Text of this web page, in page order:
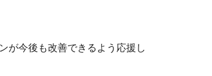
が今後も改善できるよう応援し